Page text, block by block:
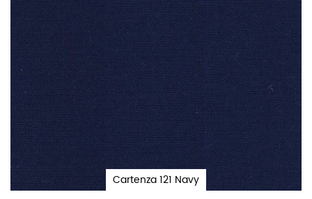
Cartenza 121 Navy